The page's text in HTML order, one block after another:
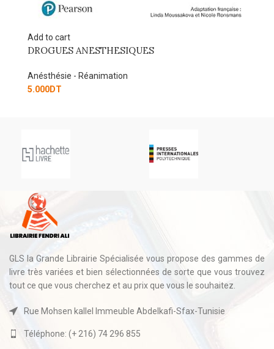
270.000
GLS la Grande Librairie Spécialisée vous propose des gammes de
livre très variées et bien sélectionnées de sorte que vous trouvez
tout ce que vous cherchez et au prix que vous le souhaitez.
Rue Mohsen kallel Immeuble Abdelkafi-Sfax-Tunisie
Téléphone: (+ 216) 74 296 855